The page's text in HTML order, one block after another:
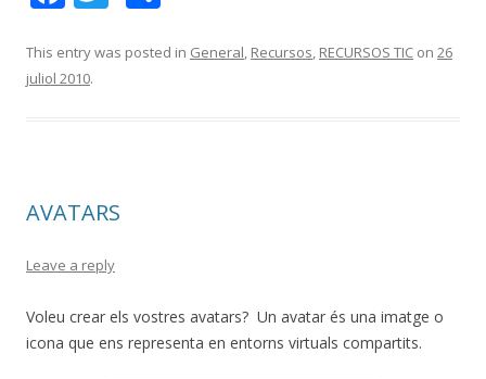
e
b
k
itt m
This entry was posted in General, Recursos, RECURSOS TIC on 26
juliol 2010.
AVATARS
Leave a reply
Voleu crear els vostres avatars? Un avatar és una imatge o
icona que ens representa en entorns virtuals compartits.